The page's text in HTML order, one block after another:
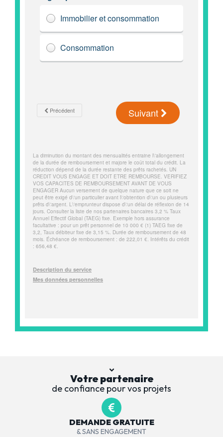
Votre partenaire
de confiance pour vos projets
DEMANDE GRATUITE
& SANS ENGAGEMENT